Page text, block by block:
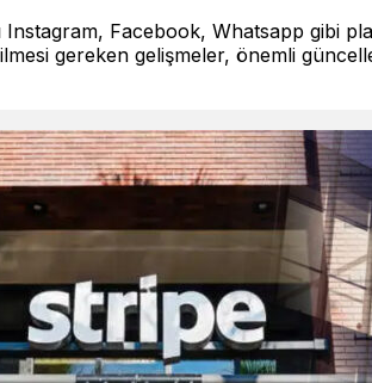
Instagram, Facebook, Whatsapp gibi
gereken gelişmeler, önemli